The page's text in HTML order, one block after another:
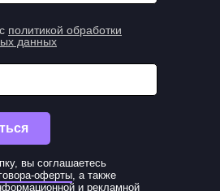
политикой обработки
данных
вы соглашаетесь
оферты , а также
и рекламной